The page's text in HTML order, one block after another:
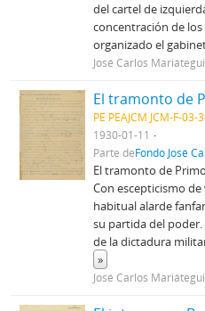
del cartel de
concentración de
organizado el
José Carlos
PE PEAJCM JCM-F-
1930-01-11
Parte deFondo José
El tramonto de
Con escepticismo
habitual alarde
su partida del poder.
de la dictadura
»
José Carlos